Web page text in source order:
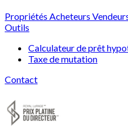
Propriétés Acheteurs
Outils
Calculateur de prêt
Taxe de mutation
Contact